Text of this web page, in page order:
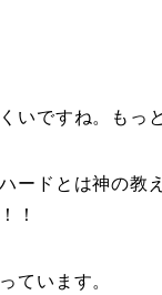
いですね。もっ
ドとは神の教
！
ています。